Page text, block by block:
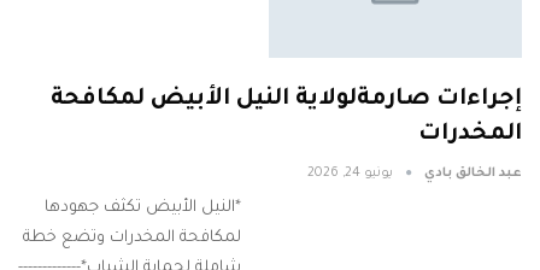
إجراءات صارمةلولاية النيل الأبيض لمكافحة
المخدرات
عبد الخالق بادي يونيو 24, 2026
*النيل الأبيض تكثف جهودها
لمكافحة المخدرات وتضع خطة